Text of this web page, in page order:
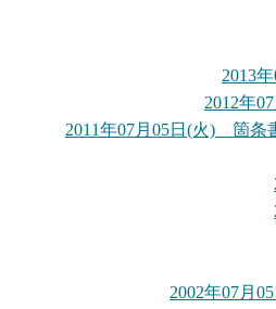
2013
2012年
2011年07月05日(火) 箇条
2002年07月